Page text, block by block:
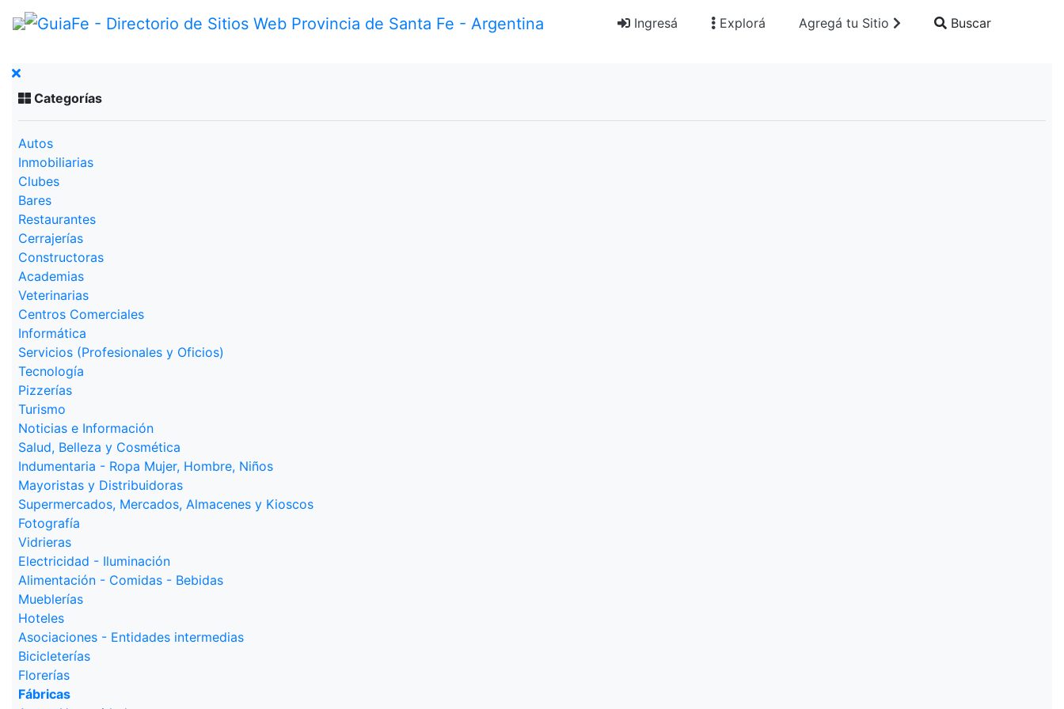
Ingresá Explorá Agregá tu Sitio Buscar
Categorías
Autos
Inmobiliarias
Clubes
Bares
Restaurantes
Cerrajerías
Constructoras
Academias
Veterinarias
Centros Comerciales
Informática
Servicios (Profesionales y Oficios)
Tecnología
Pizzerías
Turismo
Noticias e Información
Salud, Belleza y Cosmética
Indumentaria - Ropa Mujer, Hombre, Niños
Mayoristas y Distribuidoras
Supermercados, Mercados, Almacenes y Kioscos
Fotografía
Vidrieras
Electricidad - Iluminación
Alimentación - Comidas - Bebidas
Mueblerías
Hoteles
Asociaciones - Entidades intermedias
Bicicleterías
Florerías
Fábricas